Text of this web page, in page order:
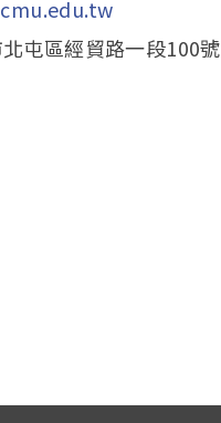
屯區經貿路一段100號